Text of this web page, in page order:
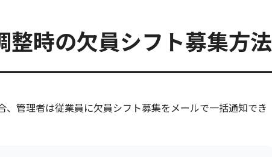
時の欠員シフト募集方法
管理者は従業員に欠員シフト募集をメールで一括通知でき